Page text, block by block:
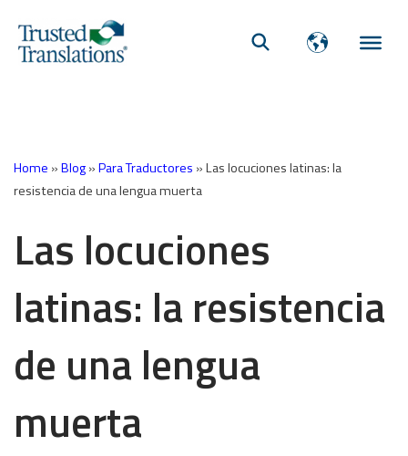
Home »Blog»Para Traductores »Las locuciones latinas: la
resistencia de una lengua muerta
Las locuciones
latinas: la resistencia
de una lengua
muerta